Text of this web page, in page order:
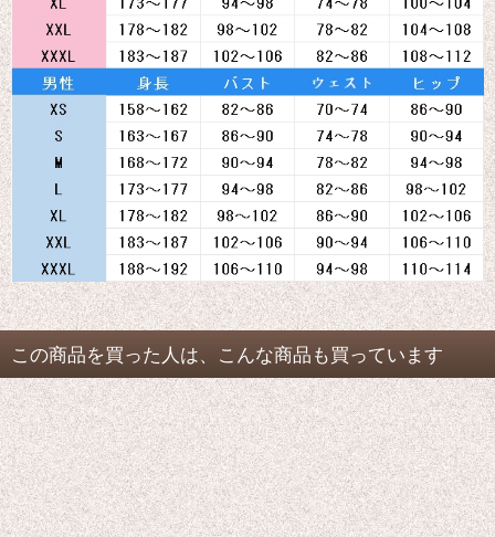
この商品を買った人は、こんな商品も買っています